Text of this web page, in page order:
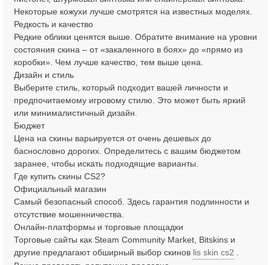
Некоторые кожухи лучше смотрятся на известных моделях.
Редкость и качество
Редкие облики ценятся выше. Обратите внимание на уровни
состояния скина – от «закаленного в боях» до «прямо из
коробки». Чем лучше качество, тем выше цена.
Дизайн и стиль
Выберите стиль, который подходит вашей личности и
предпочитаемому игровому стилю. Это может быть яркий
или минималистичный дизайн.
Бюджет
Цена на скины варьируется от очень дешевых до
баснословно дорогих. Определитесь с вашим бюджетом
заранее, чтобы искать подходящие варианты.
Где купить скины CS2?
Официальный магазин
Самый безопасный способ. Здесь гарантия подлинности и
отсутствие мошенничества.
Онлайн-платформы и торговые площадки
Торговые сайты как Steam Community Market, Bitskins и
другие предлагают обширный выбор скинов lis skin cs2